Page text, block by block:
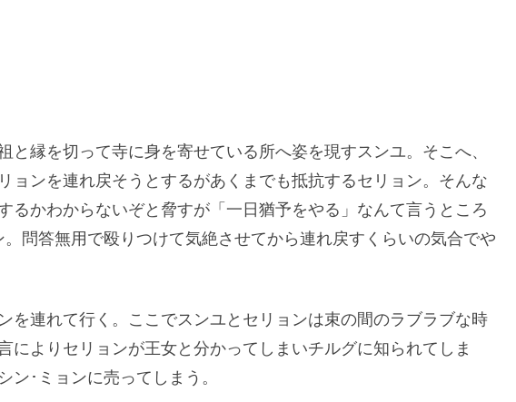
と縁を切って寺に身を寄せている所へ姿を現すスンユ。そこへ、
ョンを連れ戻そうとするがあくまでも抵抗するセリョン。そんな
るかわからないぞと脅すが「一日猶予をやる」なんて言うところ
問答無用で殴りつけて気絶させてから連れ戻すくらいの気合でや
を連れて行く。ここでスンユとセリョンは束の間のラブラブな時
によりセリョンが王女と分かってしまいチルグに知られてしま
ン･ミョンに売ってしまう。